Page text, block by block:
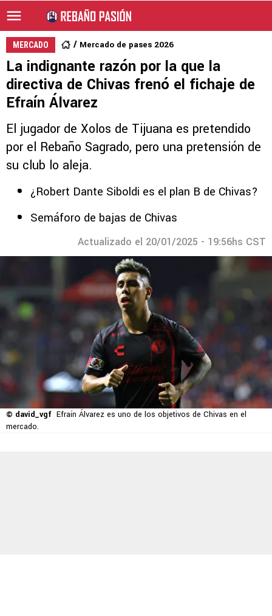
MERCADO Mercado de pases 2026
La indignante razón por la que la
directiva de Chivas frenó el fichaje de
Efraín Álvarez
El jugador de Xolos de Tijuana es pretendido
por el Rebaño Sagrado, pero una pretensión de
su club lo aleja.
¿Robert Dante Siboldi es el plan B de Chivas?
Semáforo de bajas de Chivas
Actualizado el 20/01/2025 - 19:56hs CST
© david_vgf Efraín Álvarez es uno de los objetivos de Chivas en el
mercado.